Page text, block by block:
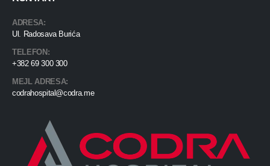
ADRESA:
Ul. Radosava Burića
TELEFON:
+382 69 300 300
MEJL ADRESA:
codrahospital@codra.me